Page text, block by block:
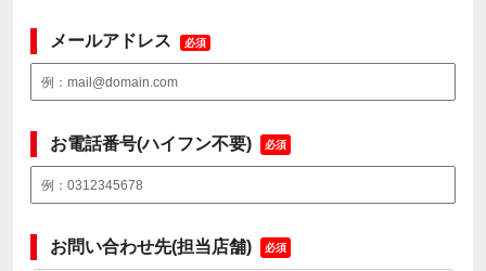
メールアドレス 必須
お電話番号(ハイフン不要) 必須
お問い合わせ先(担当店舗) 必須